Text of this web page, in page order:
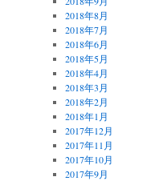
2018年8月
2018年7月
2018年6月
2018年5月
2018年4月
2018年3月
2018年2月
2018年1月
2017年12月
2017年11月
2017年10月
2017年9月